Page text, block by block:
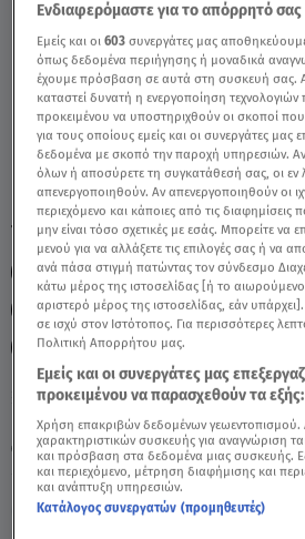
Κυριακή 9 Αυγούστου 2026
07.03.24, 12:04 ΖΩΔΙΑ
Κριός Σήμερα 7/3/24: Οι
Άσης Μπήλιου - Video
TAGS: ΚΡΙΟΣ ΖΩΔΙΑ ΖΩΔΙΑ ΑΣΗ
ΖΩΔΙΑ ΣΗΜΕΡΑ
ΑΣΗ ΜΠΗΛΙΟΥ
ΑΣΤΡΟΛΟΓΙΚΕΣ ΠΡΟΒΛΕΨΕΙΣ
BREAKFAST@STAR
Ενδιαφερόμαστε για το απόρρητό σας
Εμείς και οι603 συνεργάτες μας
όπως δεδομένα περιήγησης ή μοναδικά
έχουμε πρόσβαση σε αυτά στη συσκευή σας.
καταστεί δυνατή η ενεργοποίηση
προκειμένου να υποστηριχθούν οι σκοποί
για τους οποίους εμείς και οι συνεργάτες μας
δεδομένα με σκοπό την παροχή υπηρεσιών.
όλων ή αποσύρετε τη συγκατάθεσή σας, οι εν
απενεργοποιηθούν. Αν απενεργοποιηθούν οι
περιεχόμενο και κάποιες από τις διαφημίσεις
μην είναι τόσο σχετικές με εσάς. Μπορείτε να
μενού για να αλλάξετε τις επιλογές σας ή να
ανά πάσα στιγμή πατώντας τον σύνδεσμο
κάτω μέρος της ιστοσελίδας [ή το αιωρούμενο
αριστερό μέρος της ιστοσελίδας, εάν
σε ισχύ στον Ιστότοπος. Για περισσότερες
Πολιτική Απορρήτου μας.
Εμείς και οι συνεργάτες μας
προκειμένου να παρασχεθούν τα εξής:
Χρήση επακριβών δεδομένων
χαρακτηριστικών συσκευής για αναγνώριση
και πρόσβαση στα δεδομένα μιας συσκευής.
και περιεχόμενο, μέτρηση διαφήμισης και
και ανάπτυξη υπηρεσιών.
Κατάλογος συνεργατών (προμηθευτές)